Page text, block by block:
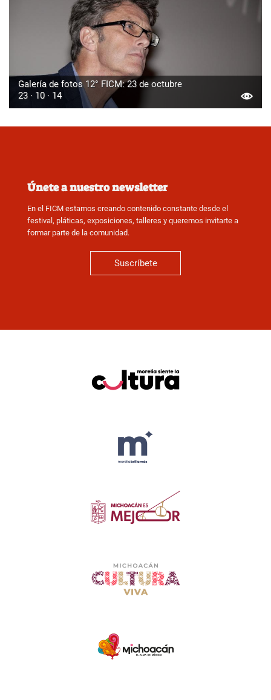
Galería de fotos 12° FICM: 23 de octubre
23 · 10 · 14
Únete a nuestro newsletter
En el FICM estamos creando contenido constante desde el
festival, pláticas, exposiciones, talleres y queremos invitarte a
formar parte de la comunidad.
Suscríbete